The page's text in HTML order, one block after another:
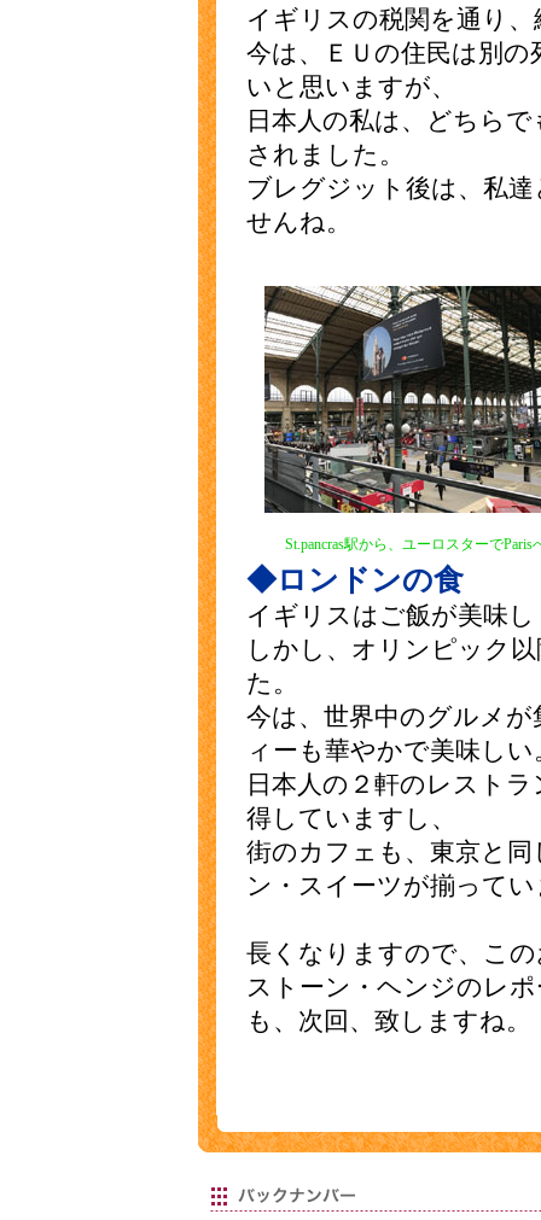
イギリスの税関を通り
今は、ＥＵの住民は別
いと思いますが、
日本人の私は、どちら
されました。
ブレグジット後は、私
せんね。
St.pancras駅から、ユーロスターでParis
◆ロンドンの食
イギリスはご飯が美味
しかし、オリンピック
た。
今は、世界中のグルメ
ィーも華やかで美味しい
日本人の２軒のレスト
得していますし、
街のカフェも、東京と
ン・スイーツが揃って
長くなりますので、こ
ストーン・ヘンジのレ
も、次回、致しますね。